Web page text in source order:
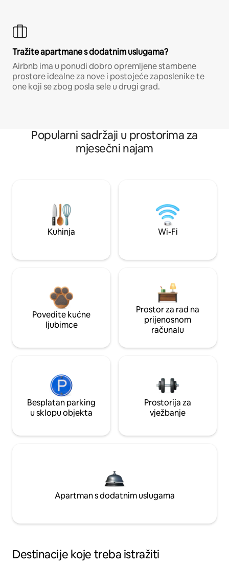
Tražite apartmane s dodatnim uslugama?
Airbnb ima u ponudi dobro opremljene stambene
prostore idealne za nove i postojeće zaposlenike te
one koji se zbog posla sele u drugi grad.
Popularni sadržaji u prostorima za
mjesečni najam
Kuhinja Wi-Fi
Povedite kućne
ljubimce
Prostor za rad na
prijenosnom
računalu
Besplatan parking
u sklopu objekta
Prostorija za
vježbanje
Apartman s dodatnim uslugama
Destinacije koje treba istražiti